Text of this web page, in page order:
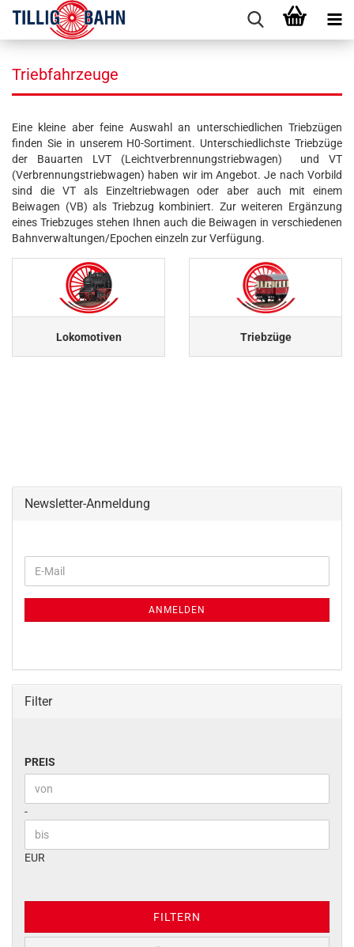
Triebfahrzeuge
Eine kleine aber feine Auswahl an unterschiedlichen Triebzügen
finden Sie in unserem H0-Sortiment. Unterschiedlichste Triebzüge
der Bauarten LVT (Leichtverbrennungstriebwagen) und VT
(Verbrennungstriebwagen) haben wir im Angebot. Je nach Vorbild
sind die VT als Einzeltriebwagen oder aber auch mit einem
Beiwagen (VB) als Triebzug kombiniert. Zur weiteren Ergänzung
eines Triebzuges stehen Ihnen auch die Beiwagen in verschiedenen
Bahnverwaltungen/Epochen einzeln zur Verfügung.
Lokomotiven Triebzüge
Newsletter-Anmeldung
ZUR
E-
Mail
ANMELDEN
Filter
PREIS
PREIS
Preis bis
-
EUR
FILTERN